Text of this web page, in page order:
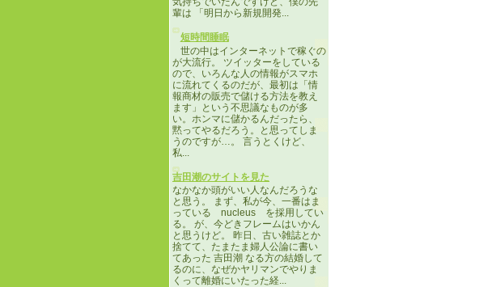
輩は 「明日から新規開発...
短時間睡眠
世の中はインターネットで稼ぐの
が大流行。 ツイッターをしている
ので、いろんな人の情報がスマホ
に流れてくるのだが、最初は「情
報商材の販売で儲ける方法を教え
ます」という不思議なものが多
い。ホンマに儲かるんだったら、
黙ってやるだろう。と思ってしま
うのですが…。 言うとくけど、
私...
吉田潮のサイトを見た
なかなか頭がいい人なんだろうな
と思う。 まず、私が今、一番はま
っている nucleus を採用してい
る。 が、今どきフレームはいかん
と思うけど。 昨日、古い雑誌とか
捨てて、たまたま婦人公論に書い
てあった 吉田潮 なる方の結婚して
るのに、なぜかヤリマンでやりま
くって離婚にいたった経...